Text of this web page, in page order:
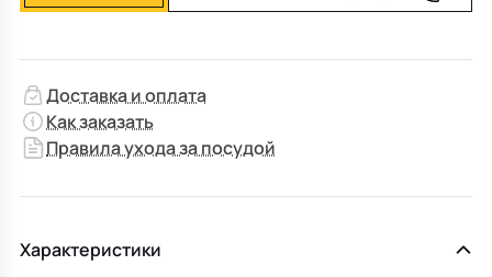
Доставка и оплата
Как заказать
Правила ухода за посудой
Характеристики